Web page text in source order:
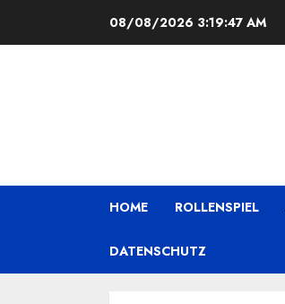
08/08/2026 3:19:47 AM
HOME ROLLENSPIEL
DATENSCHUTZ